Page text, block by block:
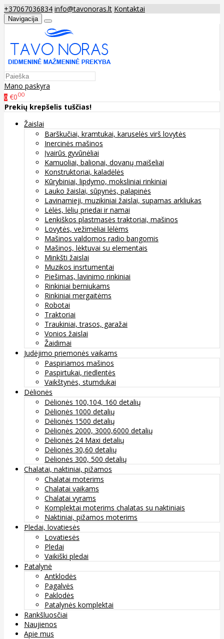
+37067036834 info@tavonoras.lt Kontaktai
Navigacija
Mano paskyra
0 €000
Prekių krepšelis tuščias!
Žaislai
Barškučiai, kramtukai, karuselės virš lovytės
Inercinės mašinos
Įvairūs gyvūnėliai
Kamuoliai, balionai, dovanų maišeliai
Konstruktoriai, kaladėlės
Kūrybiniai, lipdymo, moksliniai rinkiniai
Lauko žaislai, sūpynės, palapinės
Lavinamieji, muzikiniai žaislai, supamas arkliukas
Lėlės, lėlių priedai ir namai
Lenkiškos plastmasės traktoriai, mašinos
Lovytės, vežimėliai lėlėms
Mašinos valdomos radio bangomis
Mašinos, lėktuvai su elementais
Minkšti žaislai
Muzikos insrtumentai
Piešimas, lavinimo rinkiniai
Rinkiniai berniukams
Rinkiniai mergaitėms
Robotai
Traktoriai
Traukiniai, trasos, garažai
Vonios žaislai
Žaidimai
Judėjimo priemonės vaikams
Paspiriamos mašinos
Paspirtukai, riedlentės
Vaikštynės, stumdukai
Dėlionės
Dėlionės 100,104, 160 detalių
Dėlionės 1000 detalių
Dėlionės 1500 detalių
Dėlionės 2000, 3000,6000 detalių
Dėlionės 24 Maxi detalių
Dėlionės 30,60 detalių
Dėlionės 300, 500 detalių
Chalatai, naktiniai, pižamos
Chalatai moterims
Chalatai vaikams
Chalatai vyrams
Komplektai moterims chalatas su naktiniais
Naktiniai, pižamos moterims
Pledai, lovatiesės
Lovatiesės
Pledai
Vaikiški pledai
Patalynė
Antklodės
Pagalvės
Paklodės
Patalynės komplektai
Rankšluosčiai
Naujienos
Apie mus